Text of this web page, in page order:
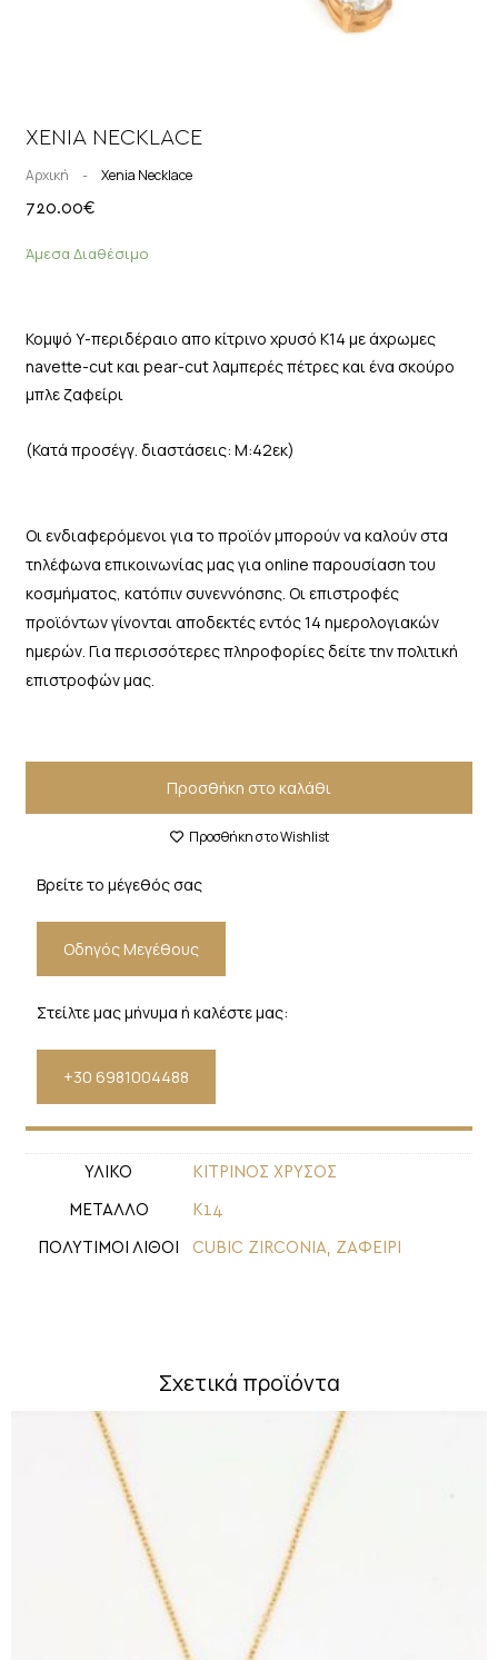
XENIA NECKLACE
Αρχική - Xenia Necklace
720.00€
Άμεσα Διαθέσιμο
Κομψό Υ-περιδέραιο απο κίτρινο χρυσό Κ14 με άχρωμες
navette-cut και pear-cut λαμπερές πέτρες και ένα σκούρο
μπλε ζαφείρι
(Κατά προσέγγ. διαστάσεις: Μ:42εκ)
Οι ενδιαφερόμενοι για το προϊόν μπορούν να καλούν στα
τηλέφωνα επικοινωνίας μας για online παρουσίαση του
κοσμήματος, κατόπιν συνεννόησης. Οι επιστροφές
προϊόντων γίνονται αποδεκτές εντός 14 ημερολογιακών
ημερών. Για περισσότερες πληροφορίες δείτε την πολιτική
επιστροφών μας.
Προσθήκη στο καλάθι
Προσθήκη στο Wishlist
Βρείτε το μέγεθός σας
Οδηγός Μεγέθους
Στείλτε μας μήνυμα ή καλέστε μας:
+30 6981004488
ΥΛΙΚΟ ΚΙΤΡΙΝΟΣ ΧΡΥΣΟΣ
ΜΕΤΑΛΛΟ Κ14
ΠΟΛΥΤΙΜΟΙ ΛΙΘΟΙ CUBIC ZIRCONIA, ΖΑΦΕΙΡΙ
Σχετικά προϊόντα